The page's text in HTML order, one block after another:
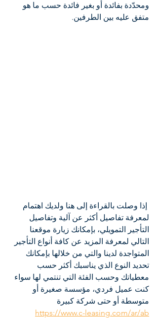
ومحدّدة بفائدة أو بغير فائدة حسب ما هو
متفق عليه بين الطرفين.
إذا وصلت بالقراءة إلى هنا ولديك اهتمام
لمعرفة تفاصيل أكثر عن آلية وتفاصيل
التأجير التمويلي، بإمكانك زيارة موقعنا
التالي لمعرفة المزيد عن كافة أنواع التأجير
المتواجدة لدينا والتي من خلالها بإمكانك
تحديد النوع الذي يناسبك أكثر حسب
معطياتك وحسب الفئة التي تنتمي لها سواء
كنت عميل فردي، مؤسسة صغيرة أو
متوسطة أو حتى شركة كبيرة
https://www.c-leasing.com/ar/ab